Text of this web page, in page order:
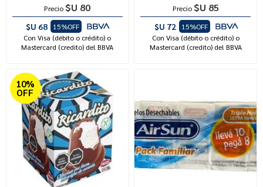
Precio $U 80
$U 68
15%OFF
Con Visa (débito o crédito) o
Mastercard (credito) del BBVA
Precio $U 85
$U 72
15%OFF
Con Visa (débito o crédito) o
Mastercard (credito) del BBVA
10%
OFF